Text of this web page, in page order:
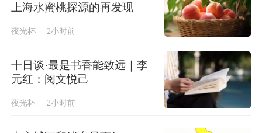
上海水蜜桃探源的再发现
夜光杯 2小时前
十日谈·最是书香能致远｜李
元红：阅文悦己
夜光杯 2小时前